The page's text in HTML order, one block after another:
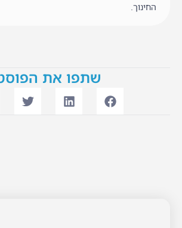
החינוך.
שתפו את